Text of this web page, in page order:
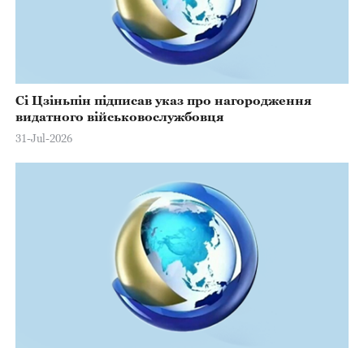
Сі Цзіньпін підписав указ про нагородження
видатного військовослужбовця
31-Jul-2026